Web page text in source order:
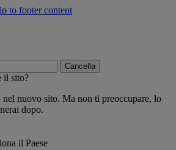
to footer content
Cancella
il sito?
nuovo sito. Ma non ti preoccupare, lo
dopo.
il Paese